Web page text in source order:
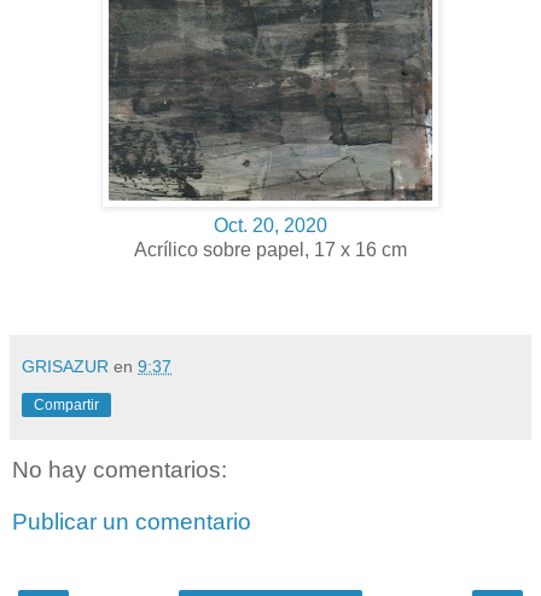
Oct. 20, 2020
Acrílico sobre papel, 17 x 16 cm
GRISAZUR en 9:37
Compartir
No hay comentarios:
Publicar un comentario